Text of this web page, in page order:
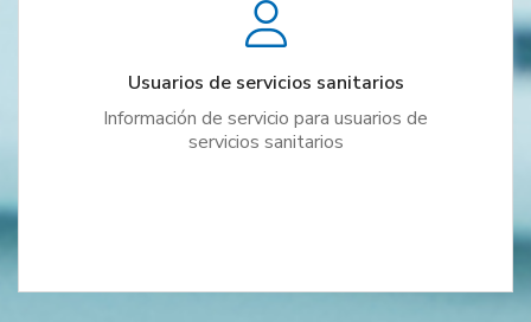
Usuarios de servicios sanitarios
Información de servicio para usuarios de
servicios sanitarios